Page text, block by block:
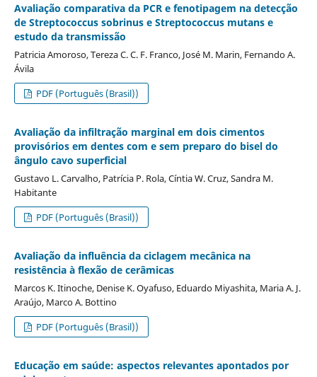
Avaliação comparativa da PCR e fenotipagem na detecção
de Streptococcus sobrinus e Streptococcus mutans e
estudo da transmissão
Patricia Amoroso, Tereza C. C. F. Franco, José M. Marin, Fernando A.
Ávila
PDF (Português (Brasil))
Avaliação da infiltração marginal em dois cimentos
provisórios em dentes com e sem preparo do bisel do
ângulo cavo superficial
Gustavo L. Carvalho, Patrícia P. Rola, Cíntia W. Cruz, Sandra M.
Habitante
PDF (Português (Brasil))
Avaliação da influência da ciclagem mecânica na
resistência à flexão de cerâmicas
Marcos K. Itinoche, Denise K. Oyafuso, Eduardo Miyashita, Maria A. J.
Araújo, Marco A. Bottino
PDF (Português (Brasil))
Educação em saúde: aspectos relevantes apontados por